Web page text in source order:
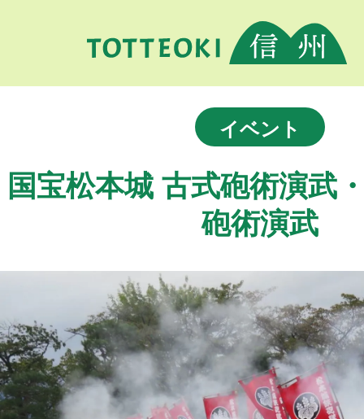
イベント
国宝松本城 古式砲術演武
砲術演武